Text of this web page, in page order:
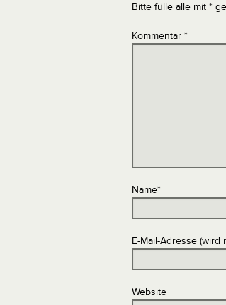
Bitte fülle alle mit *
Kommentar *
Name*
E-Mail-Adresse (wird
Website